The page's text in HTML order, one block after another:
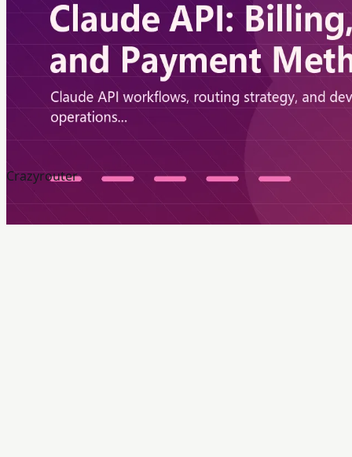
Crazyrouter